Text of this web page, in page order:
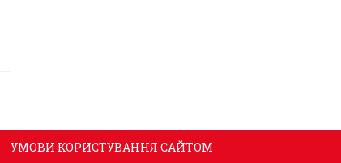
УМОВИ КОРИСТУВАННЯ САЙТОМ